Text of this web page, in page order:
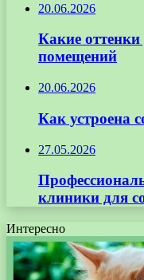
20.06.2026
Какие
помещений
20.06.2026
Как устроена
27.05.2026
клиники для
Интересно